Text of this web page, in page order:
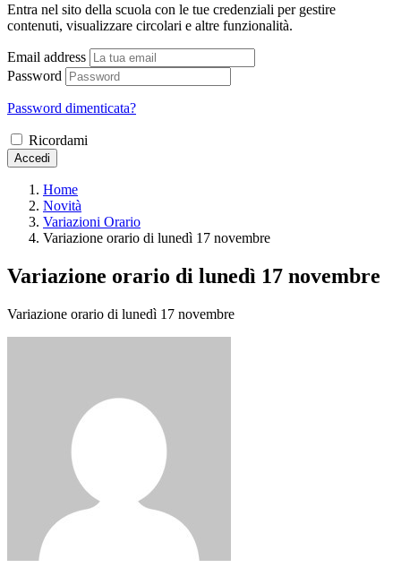
Entra nel sito della scuola con le tue credenziali per gestire
contenuti, visualizzare circolari e altre funzionalità.
Email address
Password
Password dimenticata?
Ricordami
Accedi
Home
Novità
Variazioni Orario
Variazione orario di lunedì 17 novembre
Variazione orario di lunedì 17 novembre
Variazione orario di lunedì 17 novembre